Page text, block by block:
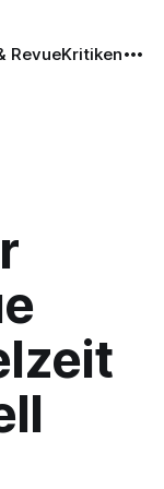
RevueKritiken